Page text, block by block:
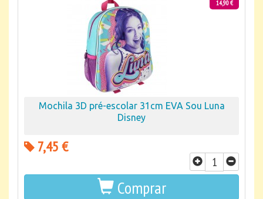
14,90 €
Mochila 3D pré-escolar 31cm EVA Sou Luna
Disney
7,45 €
Comprar